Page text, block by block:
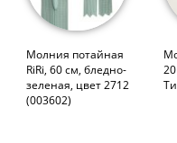
Молния потайная
RiRi, 60 см, бледно-
зеленая, цвет 2712
(003602)